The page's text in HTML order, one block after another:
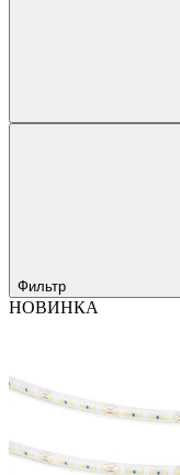
Фильтр
НОВИНКА